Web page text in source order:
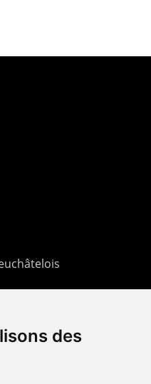
des
03